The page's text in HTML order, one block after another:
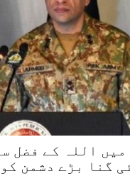
میں اللہ کے فضل
گنا بڑے دشمن